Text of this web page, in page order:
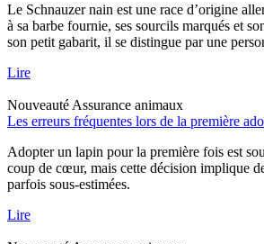
Le Schnauzer nain est une race d’origine
à sa barbe fournie, ses sourcils marqués et
son petit gabarit, il se distingue par une
Lire
Nouveauté Assurance animaux
Les erreurs fréquentes lors de la première
Adopter un lapin pour la première fois est
coup de cœur, mais cette décision implique
parfois sous-estimées.
Lire